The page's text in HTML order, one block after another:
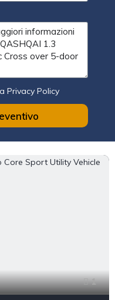
Privacy Policy
1